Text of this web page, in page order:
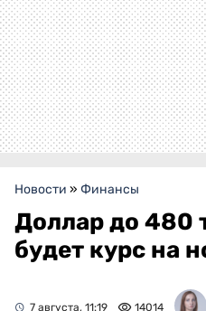
Новости » Финансы
Доллар до 480
будет курс на
7 августа, 11:19 14014